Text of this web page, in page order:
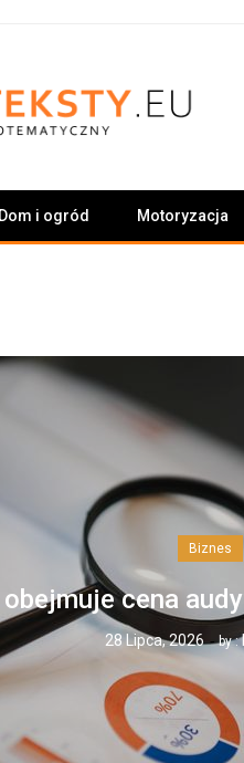
Dom i ogród Motoryzacja
Biznes
obejmuje cena
28 Lipca, 2026 by :